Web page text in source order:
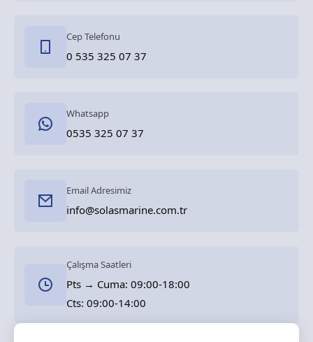
Cep Telefonu
0 535 325 07 37
Whatsapp
0535 325 07 37
Email Adresimiz
info@solasmarine.com.tr
Çalışma Saatleri
Pts → Cuma: 09:00-18:00
Cts: 09:00-14:00